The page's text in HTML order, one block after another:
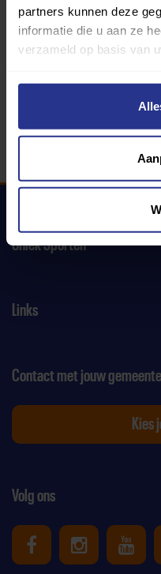
partners kunnen deze
informatie die u aan ze
verzameld op basis van
Uniek Sporten
Links
Volg ons
Uniek Sporten
Uniek
Contact met jouw
Kies